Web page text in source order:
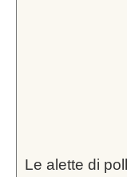
Le alette di